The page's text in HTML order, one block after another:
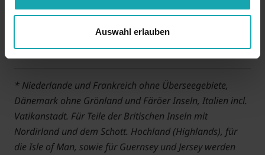
Auswahl erlauben
Griechenland 25,90 €
Norwegen 32,50 €
* Niederlande und Frankreich ohne Überseegebiete,
Dänemark ohne Grönland und Färöer Inseln, Italien incl.
Vatikanstadt. Für Teile der Britischen Inseln mit
Nordirland und dem Schott. Hochland (Highlands), für
die Isle of Man, sowie für Guernsey und Jersey werden